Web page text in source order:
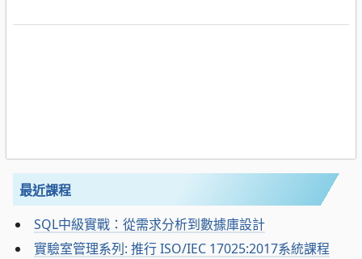
最近課程
SQL中級實戰：從需求分析到數據庫設計
實驗室管理系列: 推行 ISO/IEC 17025:2017系統課程